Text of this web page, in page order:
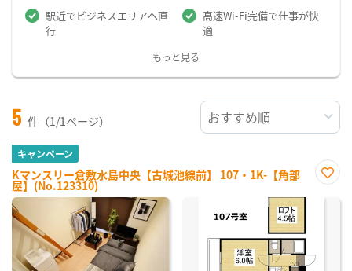
駅近でビジネスエリアへ直
行
高速Wi-Fi完備で仕事が快
適
もっと見る
5 件（1/1ページ）
キャンペーン
Kマンスリー倉敷水島中央【古城池線前】 107・1K-【角部
屋】(No.123310)
に入